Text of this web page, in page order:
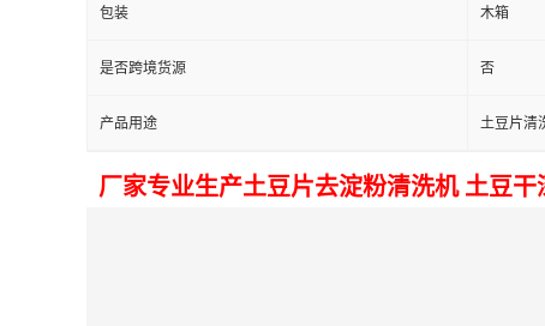
包装 木箱
是否跨境货源 否
产品用途 土豆片清
厂家专业生产土豆片去淀粉清洗机 土豆干